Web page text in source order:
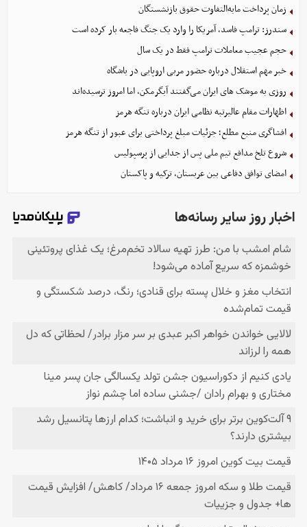
زمان پرداخت مابه‌التفاوت حقوق بازنشستگان
سندرز: ترامپ فاسد، آمریکا را وارد یک جنگ فاجعه بار کرده است
حجم عجیب معاملات ترامپ فقط در یک سال
خبر مهم استقلال درباره حضور مربی اروپایی در باشگاه
روزی به موشک‌ های ایران می‌گفتند آبگرمکن، اما امروز ترسیده‌اند
اظهارات مقام عالیرتبه نظامی ایران درباره تنگه هرمز
افشاگری منبع مطلع؛ جزئیات مبلغ پرداختی برای عبور از تنگه هرمز
شروع تلخ مدافع تیم ملی پس از جدایی از پرسپولیس
امضای توافق دفاعی بین عربستان، ترکیه و پاکستان